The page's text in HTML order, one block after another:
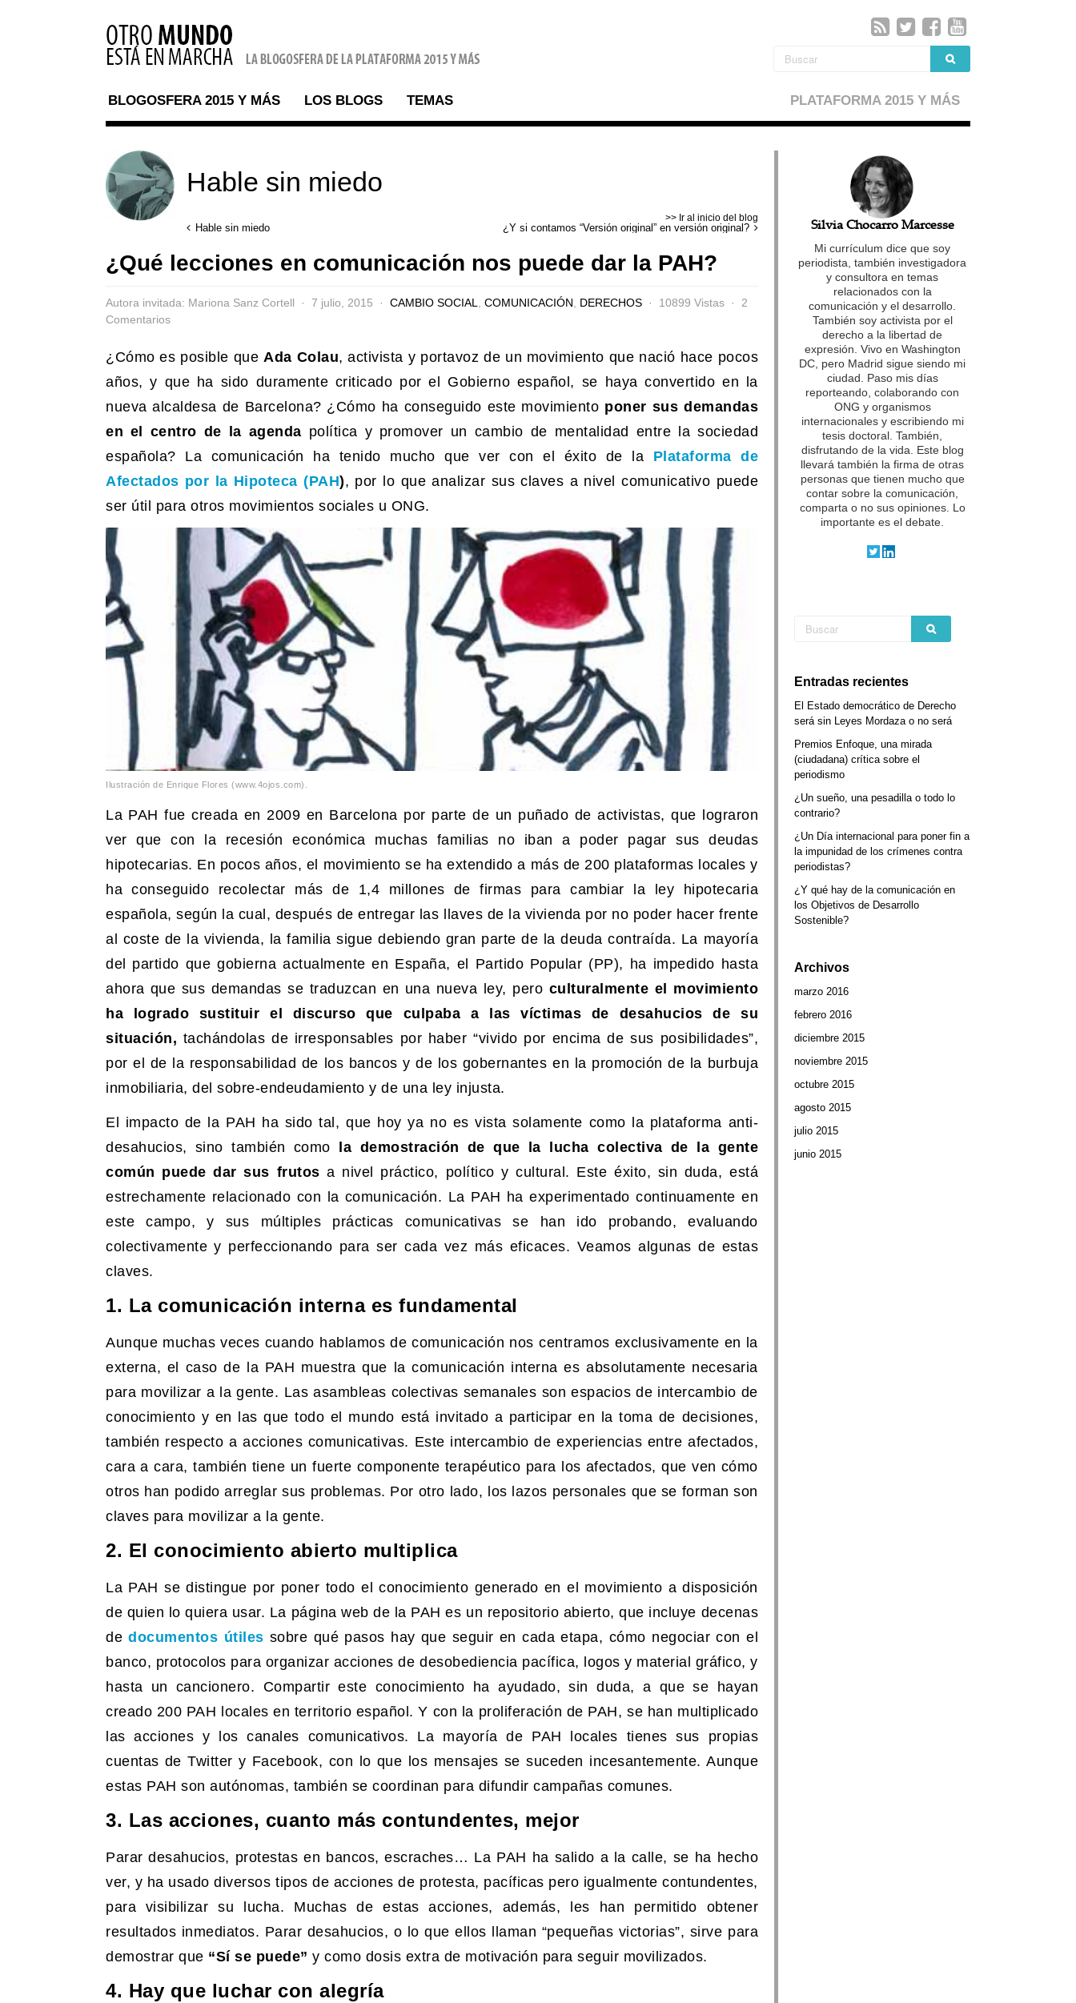
BLOGOSFERA 2015 Y MÁS LOS BLOGS TEMAS PLATAFORMA 2015 Y MÁS
Hable sin miedo
>> Ir al inicio del blog
Hable sin miedo ¿Y si contamos “Versión original” en versión original?
¿Qué lecciones en comunicación nos puede dar la PAH?
Autora invitada: Mariona Sanz Cortell 7 julio, 2015 CAMBIO SOCIAL COMUNICACIÓN DERECHOS 10899 Vistas
2
Comentarios
¿Cómo es posible que Ada Colau, activista y portavoz de un movimiento que nació hace pocos
años, y que ha sido duramente criticado por el Gobierno español, se haya convertido en la
nueva alcaldesa de Barcelona? ¿Cómo ha conseguido este movimiento poner sus demandas
en el centro de la agenda política y promover un cambio de mentalidad entre la sociedad
española? La comunicación ha tenido mucho que ver con el éxito de la Plataforma de
Afectados por la Hipoteca (PAH), por lo que analizar sus claves a nivel comunicativo puede
ser útil para otros movimientos sociales u ONG.
Ilustración de Enrique Flores (www.4ojos.com).
La PAH fue creada en 2009 en Barcelona por parte de un puñado de activistas, que lograron
ver que con la recesión económica muchas familias no iban a poder pagar sus deudas
hipotecarias. En pocos años, el movimiento se ha extendido a más de 200 plataformas locales y
ha conseguido recolectar más de 1,4 millones de firmas para cambiar la ley hipotecaria
española, según la cual, después de entregar las llaves de la vivienda por no poder hacer frente
al coste de la vivienda, la familia sigue debiendo gran parte de la deuda contraída. La mayoría
del partido que gobierna actualmente en España, el Partido Popular (PP), ha impedido hasta
ahora que sus demandas se traduzcan en una nueva ley, pero culturalmente el movimiento
ha logrado sustituir el discurso que culpaba a las víctimas de desahucios de su
situación, tachándolas de irresponsables por haber “vivido por encima de sus posibilidades”,
por el de la responsabilidad de los bancos y de los gobernantes en la promoción de la burbuja
inmobiliaria, del sobre-endeudamiento y de una ley injusta.
El impacto de la PAH ha sido tal, que hoy ya no es vista solamente como la plataforma anti-
desahucios, sino también como la demostración de que la lucha colectiva de la gente
común puede dar sus frutos a nivel práctico, político y cultural. Este éxito, sin duda, está
estrechamente relacionado con la comunicación. La PAH ha experimentado continuamente en
este campo, y sus múltiples prácticas comunicativas se han ido probando, evaluando
colectivamente y perfeccionando para ser cada vez más eficaces. Veamos algunas de estas
claves.
1. La comunicación interna es fundamental
Aunque muchas veces cuando hablamos de comunicación nos centramos exclusivamente en la
externa, el caso de la PAH muestra que la comunicación interna es absolutamente necesaria
para movilizar a la gente. Las asambleas colectivas semanales son espacios de intercambio de
conocimiento y en las que todo el mundo está invitado a participar en la toma de decisiones,
también respecto a acciones comunicativas. Este intercambio de experiencias entre afectados,
cara a cara, también tiene un fuerte componente terapéutico para los afectados, que ven cómo
otros han podido arreglar sus problemas. Por otro lado, los lazos personales que se forman son
claves para movilizar a la gente.
2. El conocimiento abierto multiplica
La PAH se distingue por poner todo el conocimiento generado en el movimiento a disposición
de quien lo quiera usar. La página web de la PAH es un repositorio abierto, que incluye decenas
dedocumentos útiles sobre qué pasos hay que seguir en cada etapa, cómo negociar con el
banco, protocolos para organizar acciones de desobediencia pacífica, logos y material gráfico, y
hasta un cancionero. Compartir este conocimiento ha ayudado, sin duda, a que se hayan
creado 200 PAH locales en territorio español. Y con la proliferación de PAH, se han multiplicado
las acciones y los canales comunicativos. La mayoría de PAH locales tienes sus propias
cuentas de Twitter y Facebook, con lo que los mensajes se suceden incesantemente. Aunque
estas PAH son autónomas, también se coordinan para difundir campañas comunes.
3. Las acciones, cuanto más contundentes, mejor
Parar desahucios, protestas en bancos, escraches… La PAH ha salido a la calle, se ha hecho
ver, y ha usado diversos tipos de acciones de protesta, pacíficas pero igualmente contundentes,
para visibilizar su lucha. Muchas de estas acciones, además, les han permitido obtener
resultados inmediatos. Parar desahucios, o lo que ellos llaman “pequeñas victorias”, sirve para
demostrar que “Sí se puede” y como dosis extra de motivación para seguir movilizados.
4. Hay que luchar con alegría
Silvia Chocarro Marcesse
Mi currículum dice que soy
periodista, también investigadora
y consultora en temas
relacionados con la
comunicación y el desarrollo.
También soy activista por el
derecho a la libertad de
expresión. Vivo en Washington
DC, pero Madrid sigue siendo mi
ciudad. Paso mis días
reporteando, colaborando con
ONG y organismos
internacionales y escribiendo mi
tesis doctoral. También,
disfrutando de la vida. Este blog
llevará también la firma de otras
personas que tienen mucho que
contar sobre la comunicación,
comparta o no sus opiniones. Lo
importante es el debate.
Entradas recientes
El Estado democrático de Derecho
será sin Leyes Mordaza o no será
Premios Enfoque, una mirada
(ciudadana) crítica sobre el
periodismo
¿Un sueño, una pesadilla o todo lo
contrario?
¿Un Día internacional para poner fin a
la impunidad de los crímenes contra
periodistas?
¿Y qué hay de la comunicación en
los Objetivos de Desarrollo
Sostenible?
Archivos
marzo 2016
febrero 2016
diciembre 2015
noviembre 2015
octubre 2015
agosto 2015
julio 2015
junio 2015